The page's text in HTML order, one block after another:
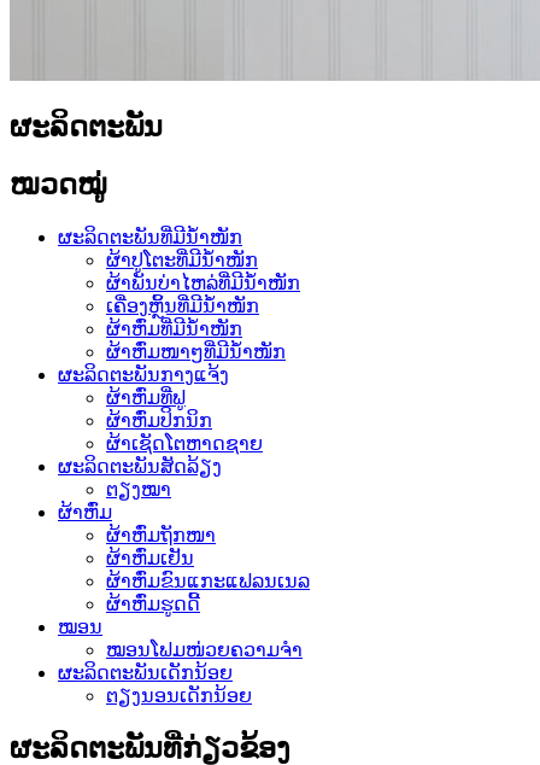
ຜະລິດຕະພັນ
ໝວດໝູ່
ຜະລິດຕະພັນທີ່ມີນ້ຳໜັກ
ຜ້າປູໂຕະທີ່ມີນ້ຳໜັກ
ຜ້າພັນບ່າໄຫລ່ທີ່ມີນ້ຳໜັກ
ເຄື່ອງຫຼິ້ນທີ່ມີນ້ຳໜັກ
ຜ້າຫົ່ມທີ່ມີນ້ຳໜັກ
ຜ້າຫົ່ມໜາໆທີ່ມີນ້ຳໜັກ
ຜະລິດຕະພັນກາງແຈ້ງ
ຜ້າຫົ່ມທີ່ຟູ
ຜ້າຫົ່ມປິກນິກ
ຜ້າເຊັດໂຕຫາດຊາຍ
ຜະລິດຕະພັນສັດລ້ຽງ
ຕຽງໝາ
ຜ້າຫົ່ມ
ຜ້າຫົ່ມຖັກໜາ
ຜ້າຫົ່ມເຢັນ
ຜ້າຫົ່ມຂົນແກະແຟລນເນລ
ຜ້າຫົ່ມຮູດດີ້
ໝອນ
ໝອນໂຟມໜ່ວຍຄວາມຈຳ
ຜະລິດຕະພັນເດັກນ້ອຍ
ຕຽງນອນເດັກນ້ອຍ
ຜະລິດຕະພັນທີ່ກ່ຽວຂ້ອງ